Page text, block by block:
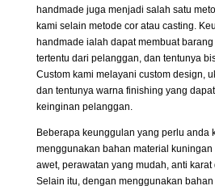
handmade juga menjadi salah satu
kami selain metode cor atau casting.
handmade ialah dapat membuat
tertentu dari pelanggan, dan tentunya
Custom kami melayani custom design,
dan tentunya warna finishing yang
keinginan pelanggan.
Beberapa keunggulan yang perlu anda
menggunakan bahan material
awet, perawatan yang mudah, anti
Selain itu, dengan menggunakan